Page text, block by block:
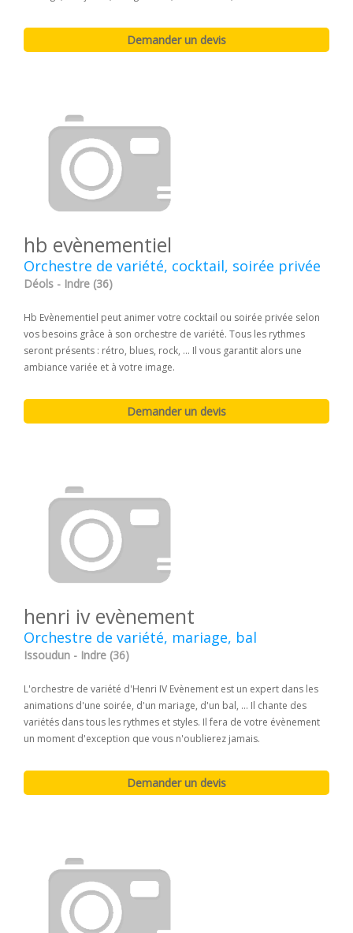
hb evènementiel
Orchestre de variété, cocktail, soirée privée
Déols - Indre (36)
Hb Evènementiel peut animer votre cocktail ou soirée privée selon
vos besoins grâce à son orchestre de variété. Tous les rythmes
seront présents : rétro, blues, rock, ... Il vous garantit alors une
ambiance variée et à votre image.
henri iv evènement
Orchestre de variété, mariage, bal
Issoudun - Indre (36)
L'orchestre de variété d'Henri IV Evènement est un expert dans les
animations d'une soirée, d'un mariage, d'un bal, ... Il chante des
variétés dans tous les rythmes et styles. Il fera de votre évènement
un moment d'exception que vous n'oublierez jamais.